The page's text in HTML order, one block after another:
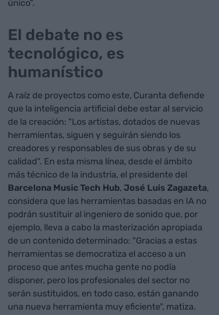
único".
El debate no es
tecnológico, es
humanístico
A raíz de proyectos como este, Curanta defiende
que la inteligencia artificial debe estar al servicio
de la creación: "Los artistas, dotados de nuevas
herramientas, siguen y seguirán siendo los
creadores y responsables de sus obras y de su
calidad". En esta misma línea, desde el ámbito
más técnico de la industria, el presidente del
Barcelona Music Tech Hub, José Luis Zagazeta,
considera que las herramientas basadas en IA no
podrán sustituir al ingeniero de sonido que, por
ejemplo, lleva a cabo la masterización apropiada
de un contenido determinado: "Gracias a estas
herramientas se democratiza el acceso a un
proceso que antes mucha gente no podía
disponer, pero los profesionales del sector no
serán sustituidos, en todo caso, están ganando
una nueva herramienta muy eficiente", matiza.